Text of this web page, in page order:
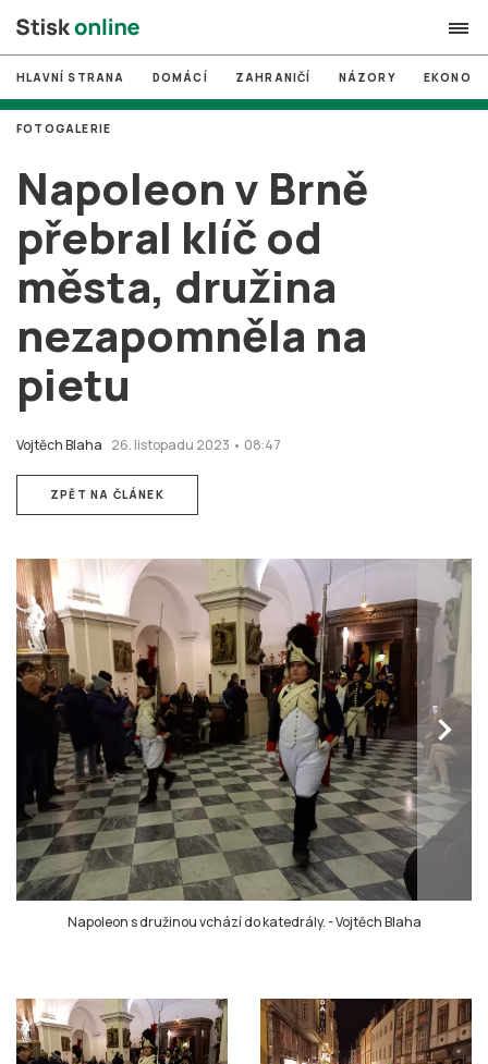
search
# MUNI
# Brno
# volby
login PŘIHLÁSIT SE
Zapomněli jste heslo?
HLAVNÍ STRANA DOMÁCÍ ZAHRANIČÍ NÁZORY
Napoleon v Brně
přebral klíč od
města, družina
nezapomněla na
pietu
Vojtěch Blaha 26. listopadu 2023 • 08:47
FOTOGALERIE
ZPĚT NA ČLÁNEK
chevron_right
Napoleon s družinou vchází do katedrály.-Vojtěch Blaha